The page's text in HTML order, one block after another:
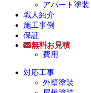
アパート塗装
職人紹介
施工事例
保証
無料お見積
費用
対応工事
外壁塗装